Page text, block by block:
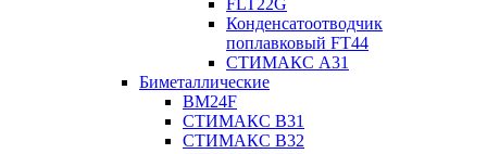
FLT22G
Конденсатоотводчик
поплавковый FT44
СТИМАКС А31
Биметаллические
BM24F
СТИМАКС B31
СТИМАКС В32